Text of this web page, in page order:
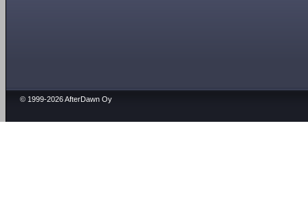
© 1999-2026 AfterDawn Oy